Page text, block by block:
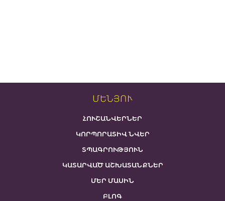
ՄԵՆՅՈՒ
ՀՈՒՇԱՆՎԵՐՆԵՐ
ԿՈՐՊՈՐԱՏԻՎ ՆՎԵՐ
ՏՊԱԳՐՈՒԹՅՈՒՆ
ԿԱՏԱՐՎԱԾ ԱՇԽԱՏԱՆՔՆԵՐ
ՄԵՐ ՄԱՍԻՆ
ԲԼՈԳ